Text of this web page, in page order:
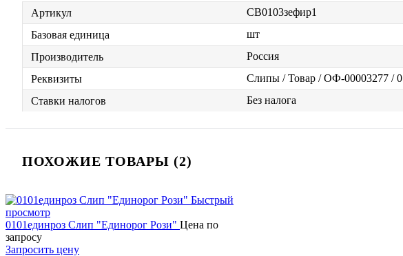
Артикул
CB0103зефир1
Базовая единица
шт
Производитель
Россия
Реквизиты
Слипы / Товар / ОФ-00003277 / 0
Ставки налогов
Без налога
ПОХОЖИЕ ТОВАРЫ (2)
Быстрый
просмотр
0101единроз Слип "Единорог Рози" Цена по
запросу
Запросить цену